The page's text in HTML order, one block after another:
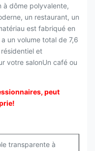
à dôme polyvalente,
un restaurant, un
est fabriqué en
un volume total de 7,6
et
votre salonUn café ou
peut
transparente à